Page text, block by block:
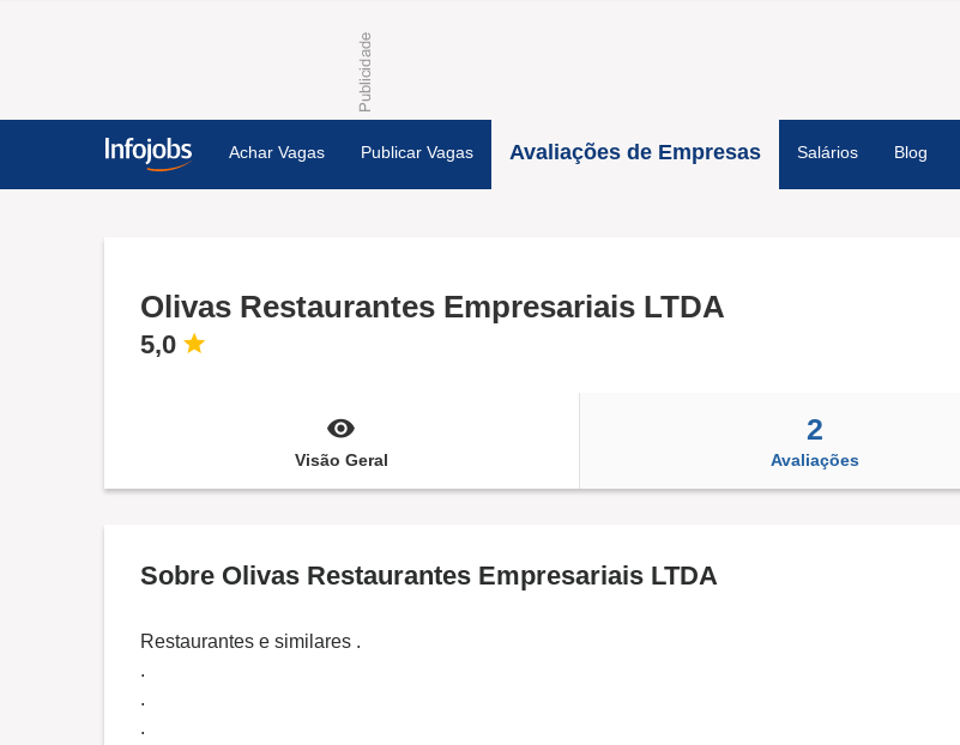
Achar Vagas Publicar Vagas Avaliações de Empresas Salários Blog
Olivas Restaurantes Empresariais LTDA
5,0
Visão Geral
2
Avaliações
Sobre Olivas Restaurantes Empresariais LTDA
Restaurantes e similares .
.
.
.